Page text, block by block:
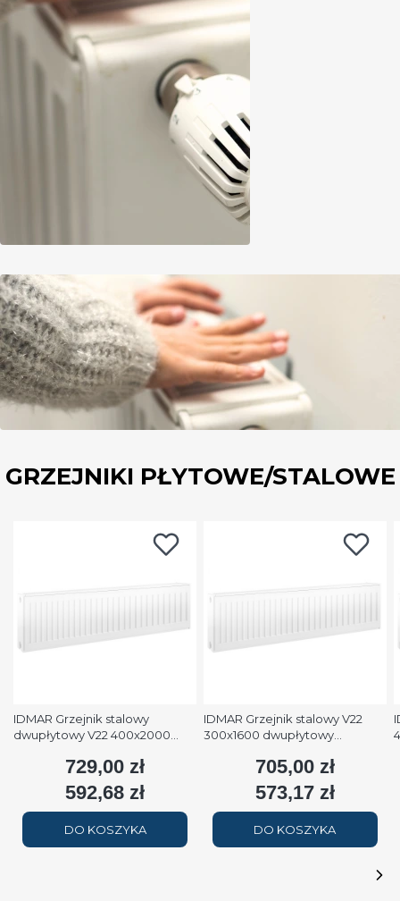
GRZEJNIKI PŁYTOWE/STALOWE
IDMAR Grzejnik stalowy
dwupłytowy V22 400x2000
2508W (90/70/20°C) biały
Cena
729,00 zł
Cena
592,68 zł
DO KOSZYKA
IDMAR Grzejnik stalowy V22
300x1600 dwupłytowy
(90/70/20°C) biały RAL9016
Cena
705,00 zł
Cena
573,17 zł
DO KOSZYKA